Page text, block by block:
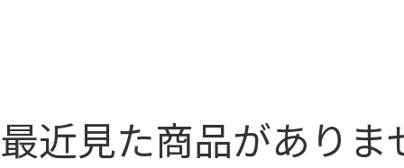
最近見た商品がありま